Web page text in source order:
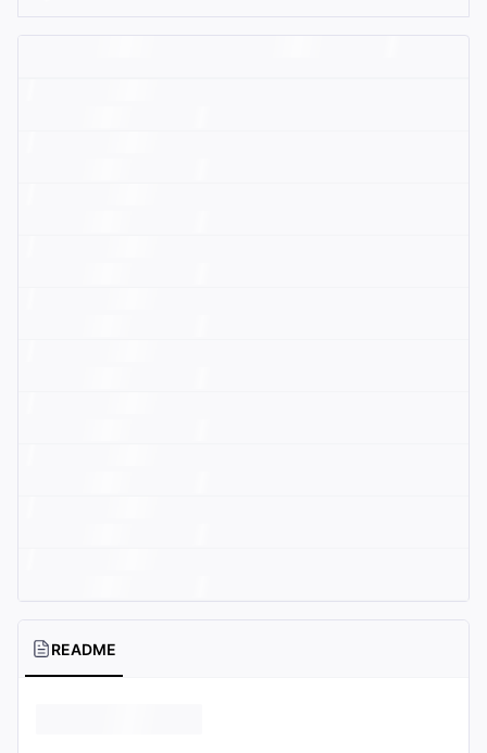
README